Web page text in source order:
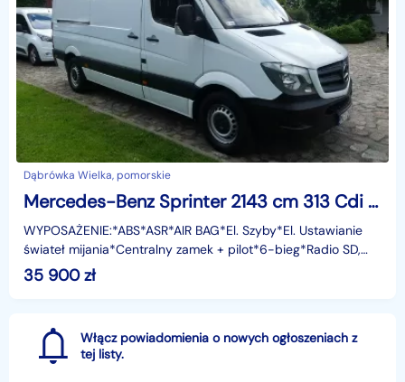
Dąbrówka Wielka, pomorskie
Mercedes-Benz Sprinter 2143 cm 313 Cdi 130KM Klima Tempomat
WYPOSAŻENIE:*ABS*ASR*AIR BAG*El. Szyby*El. Ustawianie
świateł mijania*Centralny zamek + pilot*6-bieg*Radio SD,
Bluetooth*Tempomat*Limiter Prędkości*Klimatyzacja
35 900zł
Włącz powiadomienia o nowych ogłoszeniach z
tej listy.